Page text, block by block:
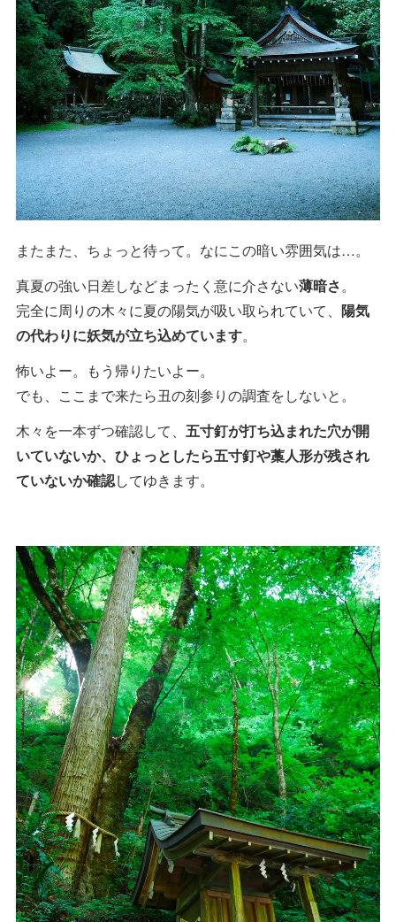
またまた、ちょっと待って。なにこの暗い雰囲気は…。
真夏の強い日差しなどまったく意に介さない薄暗さ。
完全に周りの木々に夏の陽気が吸い取られていて、 陽気
の代わりに妖気が立ち込めています。
怖いよー。もう帰りたいよー。
でも、ここまで来たら丑の刻参りの調査をしないと。
木々を一本ずつ確認して、 五寸釘が打ち込まれた穴が開
いていないか、ひょっとしたら五寸釘や藁人形が残され
ていないか確認してゆきます。